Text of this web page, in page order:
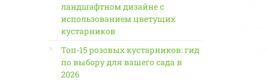
ландшафтном дизайне с
использованием цветущих
кустарников
Топ-15 розовых кустарников: гид
по выбору для вашего сада в
2026